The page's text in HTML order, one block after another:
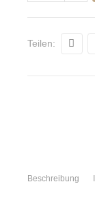
Teilen:
Beschreibung